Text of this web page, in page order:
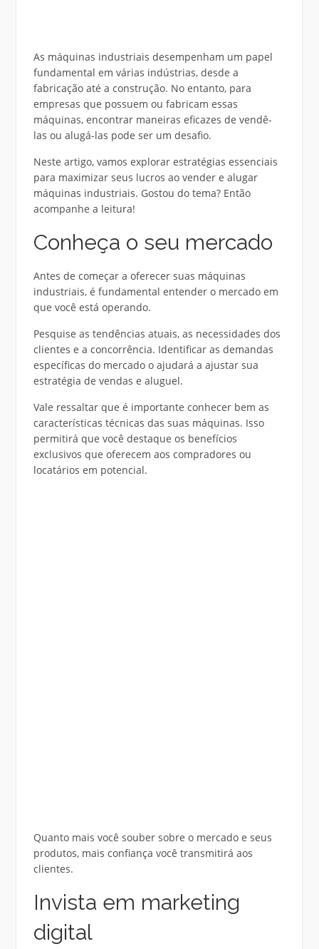
As máquinas industriais desempenham um papel
fundamental em várias indústrias, desde a
fabricação até a construção. No entanto, para
empresas que possuem ou fabricam essas
máquinas, encontrar maneiras eficazes de vendê-
las ou alugá-las pode ser um desafio.
Neste artigo, vamos explorar estratégias essenciais
para maximizar seus lucros ao vender e alugar
máquinas industriais. Gostou do tema? Então
acompanhe a leitura!
Conheça o seu mercado
Antes de começar a oferecer suas máquinas
industriais, é fundamental entender o mercado em
que você está operando.
Pesquise as tendências atuais, as necessidades dos
clientes e a concorrência. Identificar as demandas
específicas do mercado o ajudará a ajustar sua
estratégia de vendas e aluguel.
Vale ressaltar que é importante conhecer bem as
características técnicas das suas máquinas. Isso
permitirá que você destaque os benefícios
exclusivos que oferecem aos compradores ou
locatários em potencial.
Quanto mais você souber sobre o mercado e seus
produtos, mais confiança você transmitirá aos
clientes.
Invista em marketing
digital